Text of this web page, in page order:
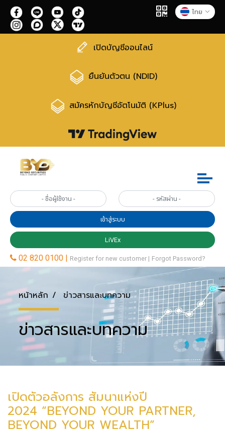
ไทย
เปิดบัญชีออนไลน์
ยืนยันตัวตน (NDID)
สมัครหักบัญชีอัตโนมัติ (KPlus)
หน้าหลัก ข่าวสารและบทความ
ข่าวสารและบทความ
เปิดตัวอลังการ สัมนาแห่งปี
2024 “BEYOND YOUR PARTNER,
BEYOND YOUR WEALTH”